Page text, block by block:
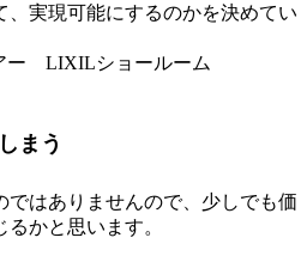
、実現可能にするのかを決めてい
まう
ではありませんので、少しでも価
かと思います。